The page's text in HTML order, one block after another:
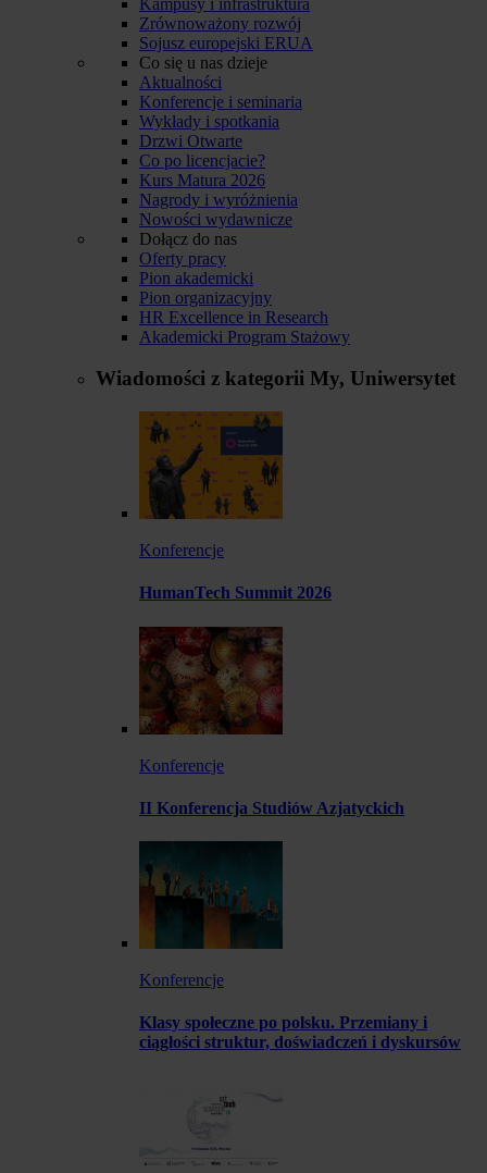
Zrównoważony rozwój
Sojusz europejski ERUA
Co się u nas dzieje
Aktualności
Konferencje i seminaria
Wykłady i spotkania
Drzwi Otwarte
Co po licencjacie?
Kurs Matura 2026
Nagrody i wyróżnienia
Nowości wydawnicze
Dołącz do nas
Oferty pracy
Pion akademicki
Pion organizacyjny
HR Excellence in Research
Akademicki Program Stażowy
Wiadomości z kategorii My, Uniwersytet
Konferencje
HumanTech Summit 2026
Konferencje
II Konferencja Studiów Azjatyckich
Konferencje
Klasy społeczne po polsku. Przemiany i
ciągłości struktur, doświadczeń i dyskursów